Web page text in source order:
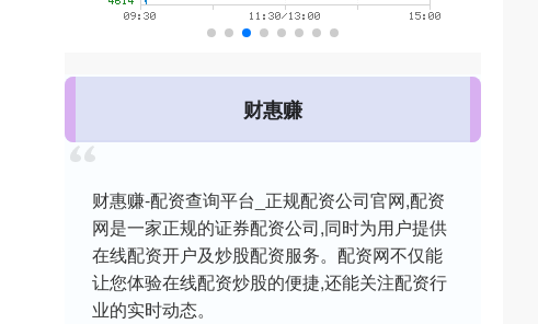
财惠赚
财惠赚-配资查询平台_正规配资公司官网,配资
网是一家正规的证券配资公司,同时为用户提供
在线配资开户及炒股配资服务。配资网不仅能
让您体验在线配资炒股的便捷,还能关注配资行
业的实时动态。